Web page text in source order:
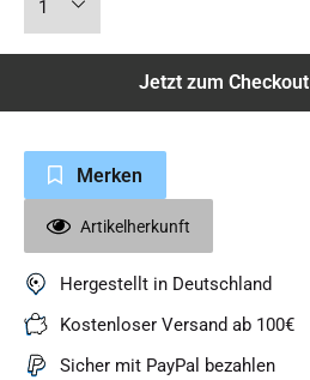
Jetzt zum Checkout
Merken
Artikelherkunft
Hergestellt in Deutschland
Kostenloser Versand ab 100€
Sicher mit PayPal bezahlen